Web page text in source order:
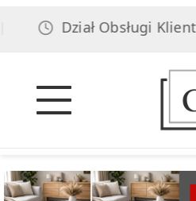
Obsługi Klienta: pn-pt